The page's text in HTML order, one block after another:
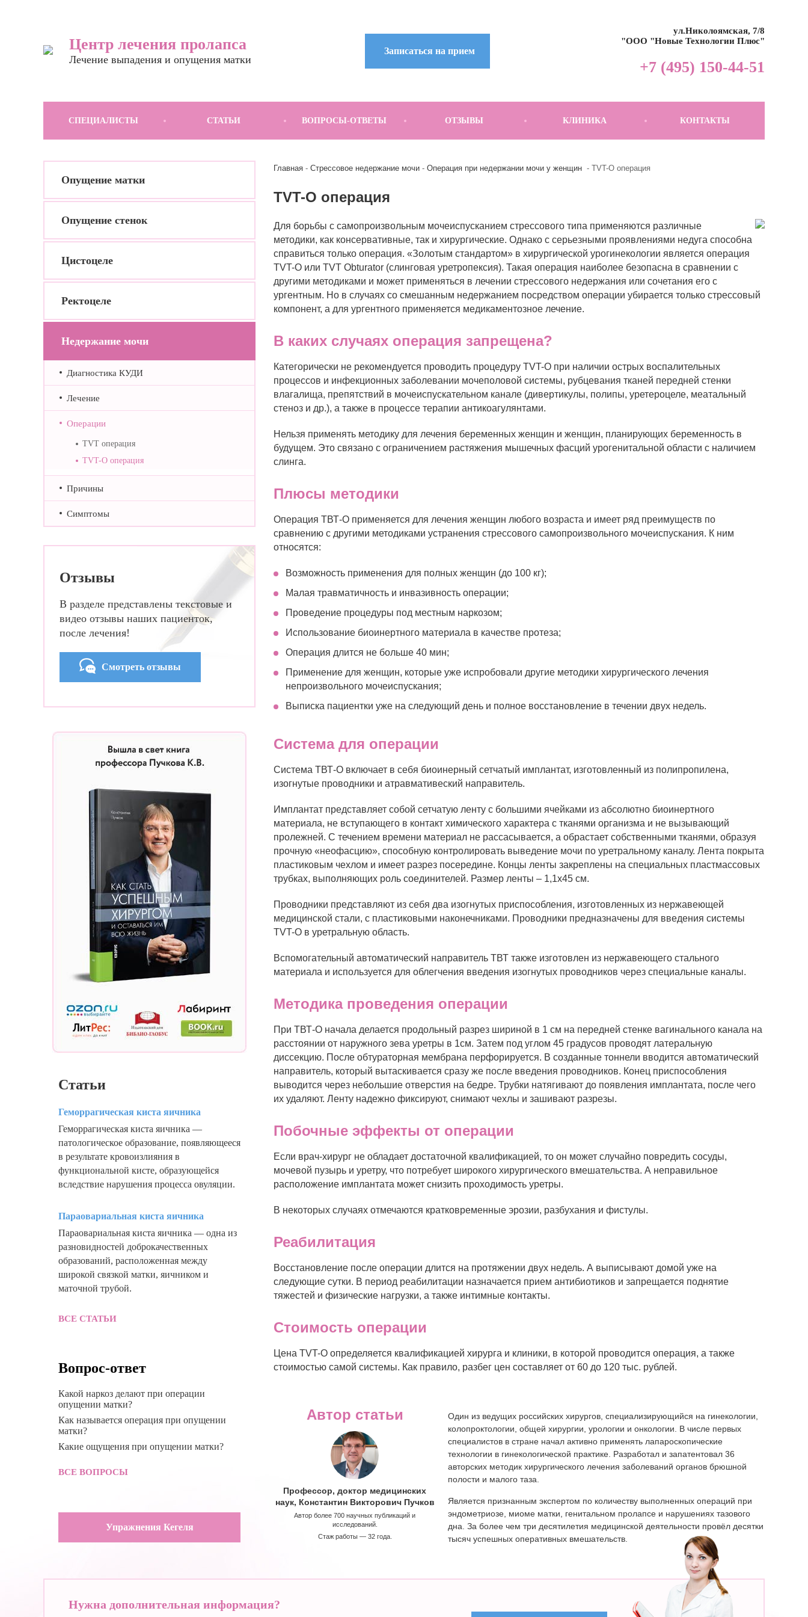
Центр лечения пролапса
Лечение выпадения и опущения матки
Записаться на прием
ул.Николоямская, 7/8
"ООО "Новые Технологии Плюс"
+7 (495) 150-44-51
СПЕЦИАЛИСТЫ СТАТЬИ ВОПРОСЫ-ОТВЕТЫ ОТЗЫВЫ КЛИНИКА КОНТАКТЫ
Опущение матки
Опущение стенок
Цистоцеле
Ректоцеле
Недержание мочи
Диагностика КУДИ
Лечение
Операции
TVT операция
TVT-O операция
Причины
Симптомы
Отзывы
В разделе представлены текстовые и
видео отзывы наших пациенток,
после лечения!
Смотреть отзывы
Статьи
Геморрагическая киста яичника
Геморрагическая киста яичника —
патологическое образование, появляющееся
в результате кровоизлияния в
функциональной кисте, образующейся
вследствие нарушения процесса овуляции.
Параовариальная киста яичника
Параовариальная киста яичника — одна из
разновидностей доброкачественных
образований, расположенная между
широкой связкой матки, яичником и
маточной трубой.
ВСЕ СТАТЬИ
Вопрос-ответ
Какой наркоз делают при операции
опущении матки?
Как называется операция при опущении
матки?
Какие ощущения при опущении матки?
ВСЕ ВОПРОСЫ
Упражнения Кегеля
Главная Стрессовое недержание мочи Операция при недержании мочи у женщин TVT-O операция
TVT-O операция
Для борьбы с самопроизвольным мочеиспусканием стрессового типа применяются различные
методики, как консервативные, так и хирургические. Однако с серьезными проявлениями недуга способна
справиться только операция. «Золотым стандартом» в хирургической урогинекологии является операция
TVT-O или TVT Obturator (слинговая уретропексия). Такая операция наиболее безопасна в сравнении с
другими методиками и может применяться в лечении стрессового недержания или сочетания его с
ургентным. Но в случаях со смешанным недержанием посредством операции убирается только стрессовый
компонент, а для ургентного применяется медикаментозное лечение.
В каких случаях операция запрещена?
Категорически не рекомендуется проводить процедуру TVT-O при наличии острых воспалительных
процессов и инфекционных заболевании мочеполовой системы, рубцевания тканей передней стенки
влагалища, препятствий в мочеиспускательном канале (дивертикулы, полипы, уретероцеле, меатальный
стеноз и др.), а также в процессе терапии антикоагулянтами.
Нельзя применять методику для лечения беременных женщин и женщин, планирующих беременность в
будущем. Это связано с ограничением растяжения мышечных фасций урогенитальной области с наличием
слинга.
Плюсы методики
Операция ТВТ-О применяется для лечения женщин любого возраста и имеет ряд преимуществ по
сравнению с другими методиками устранения стрессового самопроизвольного мочеиспускания. К ним
относятся:
Возможность применения для полных женщин (до 100 кг);
Малая травматичность и инвазивность операции;
Проведение процедуры под местным наркозом;
Использование биоинертного материала в качестве протеза;
Операция длится не больше 40 мин;
Применение для женщин, которые уже испробовали другие методики хирургического лечения
непроизвольного мочеиспускания;
Выписка пациентки уже на следующий день и полное восстановление в течении двух недель.
Система для операции
Система ТВТ-О включает в себя биоинерный сетчатый имплантат, изготовленный из полипропилена,
изогнутые проводники и атравмативеский направитель.
Имплантат представляет собой сетчатую ленту с большими ячейками из абсолютно биоинертного
материала, не вступающего в контакт химического характера с тканями организма и не вызывающий
пролежней. С течением времени материал не рассасывается, а обрастает собственными тканями, образуя
прочную «неофасцию», способную контролировать выведение мочи по уретральному каналу. Лента покрыта
пластиковым чехлом и имеет разрез посередине. Концы ленты закреплены на специальных пластмассовых
трубках, выполняющих роль соединителей. Размер ленты – 1,1х45 см.
Проводники представляют из себя два изогнутых приспособления, изготовленных из нержавеющей
медицинской стали, с пластиковыми наконечниками. Проводники предназначены для введения системы
TVT-O в уретральную область.
Вспомогательный автоматический направитель ТВТ также изготовлен из нержавеющего стального
материала и используется для облегчения введения изогнутых проводников через специальные каналы.
Методика проведения операции
При ТВТ-О начала делается продольный разрез шириной в 1 см на передней стенке вагинального канала на
расстоянии от наружного зева уретры в 1см. Затем под углом 45 градусов проводят латеральную
диссекцию. После обтураторная мембрана перфорируется. В созданные тоннели вводится автоматический
направитель, который вытаскивается сразу же после введения проводников. Конец приспособления
выводится через небольшие отверстия на бедре. Трубки натягивают до появления имплантата, после чего
их удаляют. Ленту надежно фиксируют, снимают чехлы и зашивают разрезы.
Побочные эффекты от операции
Если врач-хирург не обладает достаточной квалификацией, то он может случайно повредить сосуды,
мочевой пузырь и уретру, что потребует широкого хирургического вмешательства. А неправильное
расположение имплантата может снизить проходимость уретры.
В некоторых случаях отмечаются кратковременные эрозии, разбухания и фистулы.
Реабилитация
Восстановление после операции длится на протяжении двух недель. А выписывают домой уже на
следующие сутки. В период реабилитации назначается прием антибиотиков и запрещается поднятие
тяжестей и физические нагрузки, а также интимные контакты.
Стоимость операции
Цена TVT-O определяется квалификацией хирурга и клиники, в которой проводится операция, а также
стоимостью самой системы. Как правило, разбег цен составляет от 60 до 120 тыс. рублей.
Автор статьи
Профессор, доктор медицинских
наук, Константин Викторович Пучков
Автор более 700 научных публикаций и
исследований.
Стаж работы — 32 года.
Один из ведущих российских хирургов, специализирующийся на гинекологии,
колопроктологии, общей хирургии, урологии и онкологии. В числе первых
специалистов в стране начал активно применять лапароскопические
технологии в гинекологической практике. Разработал и запатентовал 36
авторских методик хирургического лечения заболеваний органов брюшной
полости и малого таза.
Является признанным экспертом по количеству выполненных операций при
эндометриозе, миоме матки, генитальном пролапсе и нарушениях тазового
дна. За более чем три десятилетия медицинской деятельности провёл десятки
тысяч успешных оперативных вмешательств.
Нужна дополнительная информация?